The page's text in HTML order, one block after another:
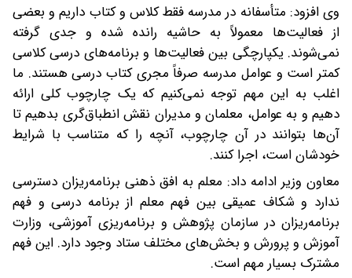
وی افزود: متأسفانه در مدرسه فقط کلاس و کتاب داریم و بعضی
از فعالیت‌ها معمولاً به حاشیه رانده شده و جدی گرفته
نمی‌شوند. یکپارچگی بین فعالیت‌ها و برنامه‌های درسی کلاسی
کمتر است و عوامل مدرسه صرفاً مجری کتاب درسی هستند. ما
اغلب به این مهم توجه نمی‌کنیم که یک چارچوب کلی ارائه
دهیم و به عوامل، معلمان و مدیران نقش انطباق‌گری بدهیم تا
آن‌ها بتوانند در آن چارچوب، آنچه را که متناسب با شرایط
خودشان است، اجرا کنند.
معاون وزیر ادامه داد: معلم به افق ذهنی برنامه‌ریزان دسترسی
ندارد و شکاف عمیقی بین فهم معلم از برنامه درسی و فهم
برنامه‌ریزان در سازمان پژوهش و برنامه‌ریزی آموزشی، وزارت
آموزش و پرورش و بخش‌های مختلف ستاد وجود دارد. این فهم
مشترک بسیار مهم است.